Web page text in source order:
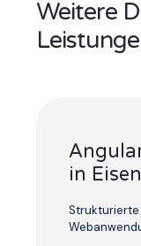
Weitere
in
Strukturierte